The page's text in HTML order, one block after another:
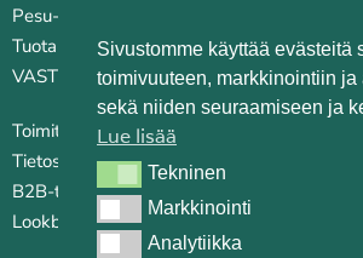
Sivustomme käyttää evästeitä
toimivuuteen, markkinointiin ja
sekä niiden seuraamiseen ja
Lue lisää
TekninenTekninen
MarkkinointiMarkkinointi
AnalytiikkaAnalytiikka
Pesu- ja huoltovinkkejä
Tuotantopaikat
VASTUULLISUUS
Toimitusehdot
Tietosuojaseloste
B2B-tilauskanava
Lookbook